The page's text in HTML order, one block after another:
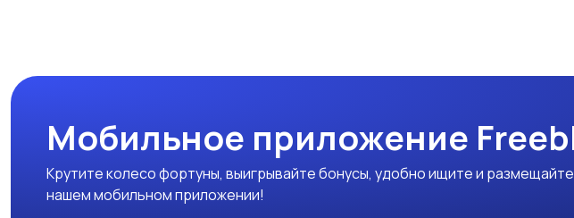
Мобильное приложение
Крутите колесо фортуны, выигрывайте бонусы, удобно ищите и
нашем мобильном приложении!